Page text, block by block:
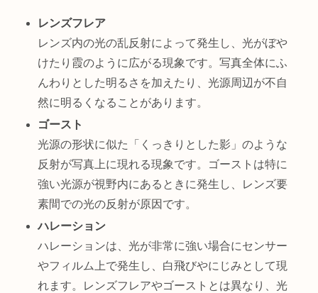
レンズフレア
レンズ内の光の乱反射によって発生し、光がぼや
けたり霞のように広がる現象です。写真全体にふ
んわりとした明るさを加えたり、光源周辺が不自
然に明るくなることがあります。
ゴースト
光源の形状に似た「くっきりとした影」のような
反射が写真上に現れる現象です。ゴーストは特に
強い光源が視野内にあるときに発生し、レンズ要
素間での光の反射が原因です。
ハレーション
ハレーションは、光が非常に強い場合にセンサー
やフィルム上で発生し、白飛びやにじみとして現
れます。レンズフレアやゴーストとは異なり、光